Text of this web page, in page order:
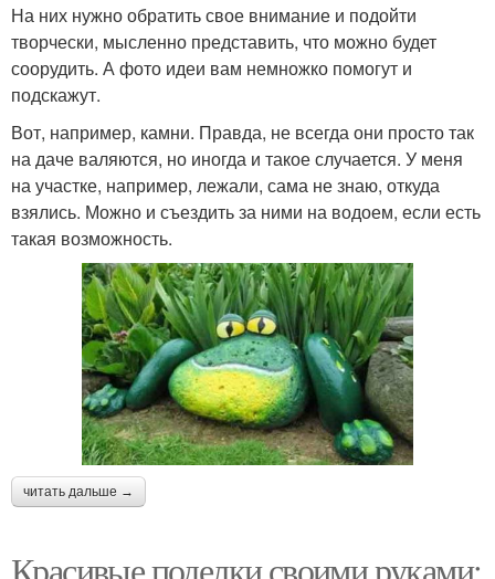
На них нужно обратить свое внимание и подойти
творчески, мысленно представить, что можно будет
соорудить. А фото идеи вам немножко помогут и
подскажут.
Вот, например, камни. Правда, не всегда они просто так
на даче валяются, но иногда и такое случается. У меня
на участке, например, лежали, сама не знаю, откуда
взялись. Можно и съездить за ними на водоем, если есть
такая возможность.
читать дальше →
Красивые поделки своими руками: